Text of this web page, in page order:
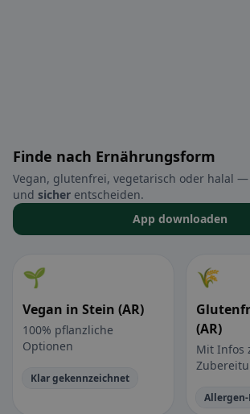
Finde nach Ernährungsform
Vegan, glutenfrei, vegetarisch oder halal —
und sicher entscheiden.
App downloaden
🌱
Vegan in Stein (AR)
100% pflanzliche
Optionen
Klar gekennzeichnet
🌾
(AR)
Mit Infos